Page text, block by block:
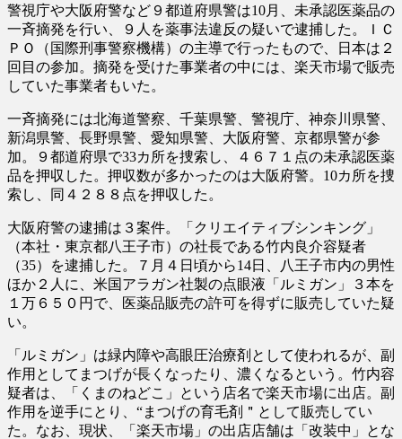
警視庁や大阪府警など９都道府県警は10月、未承認医薬品の
一斉摘発を行い、９人を薬事法違反の疑いで逮捕した。ＩＣ
ＰＯ（国際刑事警察機構）の主導で行ったもので、日本は２
回目の参加。摘発を受けた事業者の中には、楽天市場で販売
していた事業者もいた。
一斉摘発には北海道警察、千葉県警、警視庁、神奈川県警、
新潟県警、長野県警、愛知県警、大阪府警、京都県警が参
加。９都道府県で33カ所を捜索し、４６７１点の未承認医薬
品を押収した。押収数が多かったのは大阪府警。10カ所を捜
索し、同４２８８点を押収した。
大阪府警の逮捕は３案件。「クリエイティブシンキング」
（本社・東京都八王子市）の社長である竹内良介容疑者
（35）を逮捕した。７月４日頃から14日、八王子市内の男性
ほか２人に、米国アラガン社製の点眼液「ルミガン」３本を
１万６５０円で、医薬品販売の許可を得ずに販売していた疑
い。
「ルミガン」は緑内障や高眼圧治療剤として使われるが、副
作用としてまつげが長くなったり、濃くなるという。竹内容
疑者は、「くまのねどこ」という店名で楽天市場に出店。副
作用を逆手にとり、“まつげの育毛剤＂として販売してい
た。なお、現状、「楽天市場」の出店店舗は「改装中」とな